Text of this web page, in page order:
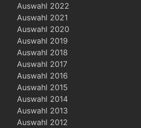
Auswahl 2022
Auswahl 2021
Auswahl 2020
Auswahl 2019
Auswahl 2018
Auswahl 2017
Auswahl 2016
Auswahl 2015
Auswahl 2014
Auswahl 2013
Auswahl 2012